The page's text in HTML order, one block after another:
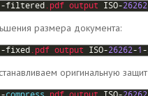
-filtered .pdf output ISO-26262
размера документа:
-fixed .pdf output ISO-26262-1 -
оригинальную